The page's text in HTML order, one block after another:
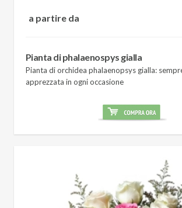
a partire da
Pianta di phalaenospys gialla
Pianta di orchidea phalaenopsys gialla:
apprezzata in ogni occasione